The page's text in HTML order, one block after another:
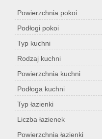
Powierzchnia pokoi
Podłogi pokoi
Typ kuchni
Rodzaj kuchni
Powierzchnia kuchni
Podłoga kuchni
Typ łazienki
Liczba łazienek
Powierzchnia łazienki